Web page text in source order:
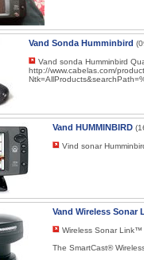
Vand Sonda Humminbird
Vand sonda Humminbird
http://www.cabelas.com/
Vand HUMMINBIRD
Vind sonar
Vand Wireless
Wireless Sonar Link™
The SmartCast®